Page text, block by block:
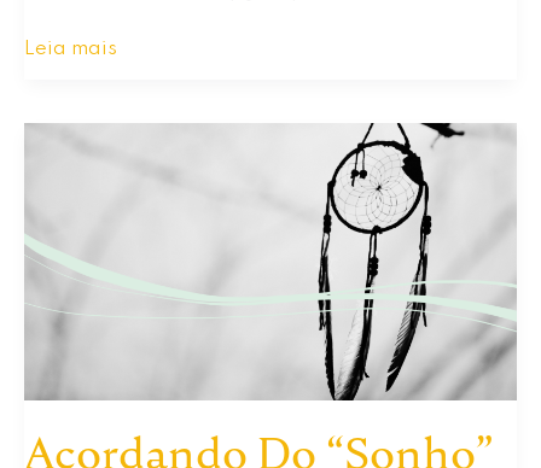
O
Leia mais
Acordando Do “Sonho”